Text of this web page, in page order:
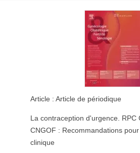
Article : Article de périodique
La contraception d'urgence. RPC
CNGOF : Recommandations
clinique